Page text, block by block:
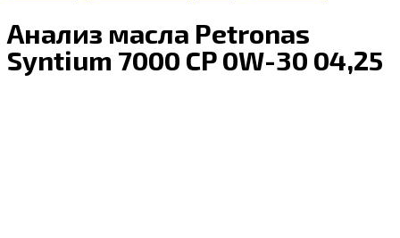
Анализ масла Petronas
Syntium 7000 CP 0W-30 04,25